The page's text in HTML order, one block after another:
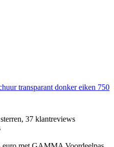
transparant donker eiken 750
37 klantreviews